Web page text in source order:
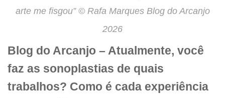
arte me fisgou” © Rafa Marques Blog do Arcanjo
2026
Blog do Arcanjo – Atualmente, você
faz as sonoplastias de quais
trabalhos? Como é cada experiência